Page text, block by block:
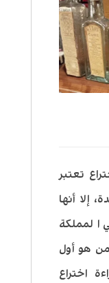
تعتبر
إلا أنها
هو أول
اختراع